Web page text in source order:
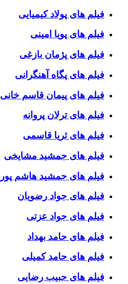
فیلم های پولاد کیمیایی
فیلم های پویا امینی
فیلم های پژمان بازغی
فیلم های پگاه آهنگرانی
فیلم های پیمان قاسم خانی
فیلم های ترلان پروانه
فیلم های ثریا قاسمی
فیلم های جمشید مشایخی
فیلم های جمشید هاشم پور
فیلم های جواد رضویان
فیلم های جواد عزتی
فیلم های حامد بهداد
فیلم های حامد کمیلی
فیلم های حبیب رضایی